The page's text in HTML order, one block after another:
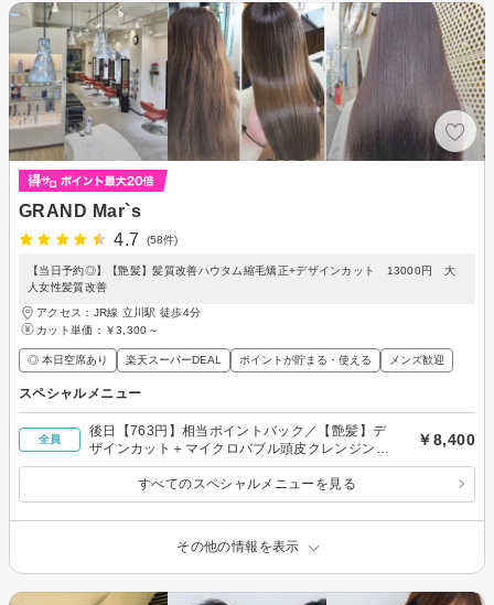
GRAND Mar`s
4.7
(58件)
【当日予約◎】【艶髪】髪質改善ハウタム縮毛矯正+デザインカット 13000円 大
人女性髪質改善
アクセス：JR線 立川駅 徒歩4分
カット単価： ￥3,300～
◎ 本日空席あり 楽天スーパーDEAL ポイントが貯まる・使える メンズ歓迎
スペシャルメニュー
全員
後日【763円】相当ポイントバック／【艶髪】デ
ザインカット＋マイクロバブル頭皮クレンジング
or極上ヘッドスパ
￥8,400
すべてのスペシャルメニューを見る
その他の情報を表示